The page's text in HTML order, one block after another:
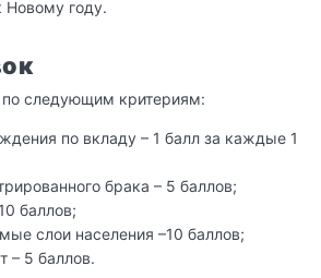
Новому году.
следующим критериям:
по вкладу – 1 балл за каждые 1
брака – 5 баллов;
баллов;
слои населения –10 баллов;
– 5 баллов.